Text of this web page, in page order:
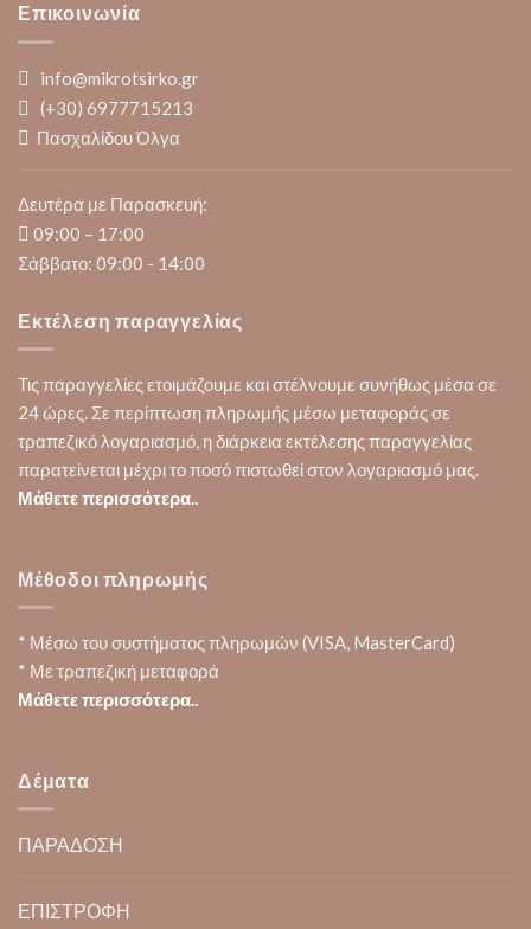
Επικοινωνία
info@mikrotsirko.gr
(+30) 6977715213
Πασχαλίδου Όλγα
Δευτέρα με Παρασκευή:
09:00 – 17:00
Σάββατο: 09:00 - 14:00
Εκτέλεση παραγγελίας
Τις παραγγελίες ετοιμάζουμε και στέλνουμε συνήθως μέσα σε
24 ώρες. Σε περίπτωση πληρωμής μέσω μεταφοράς σε
τραπεζικό λογαριασμό, η διάρκεια εκτέλεσης παραγγελίας
παρατείνεται μέχρι το ποσό πιστωθεί στον λογαριασμό μας.
Μάθετε περισσότερα..
Μέθοδοι πληρωμής
* Μέσω του συστήματος πληρωμών (VISA, MasterCard)
* Με τραπεζική μεταφορά
Μάθετε περισσότερα..
Δέματα
ΠΑΡΑΔΟΣΗ
ΕΠΙΣΤΡΟΦΗ